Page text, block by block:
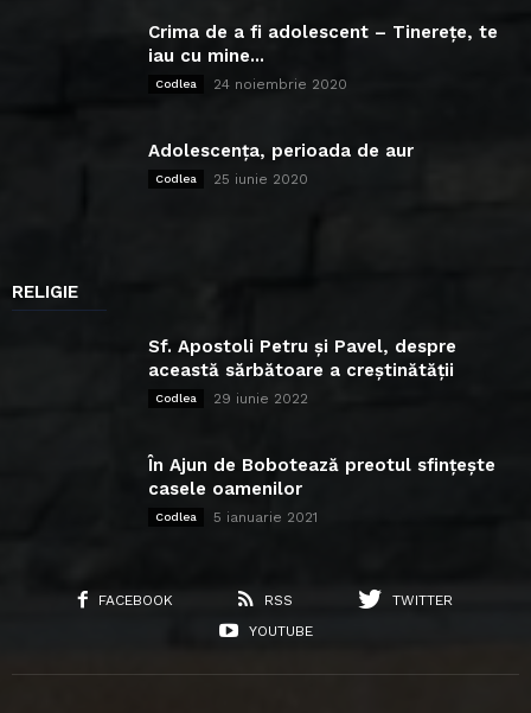
Crima de a fi adolescent – Tinerețe, te
iau cu mine...
Codlea 24 noiembrie 2020
Adolescența, perioada de aur
Codlea 25 iunie 2020
RELIGIE
Sf. Apostoli Petru și Pavel, despre
această sărbătoare a creștinătății
Codlea 29 iunie 2022
În Ajun de Bobotează preotul sfințește
casele oamenilor
Codlea 5 ianuarie 2021
FACEBOOK RSS
TWITTER
YOUTUBE